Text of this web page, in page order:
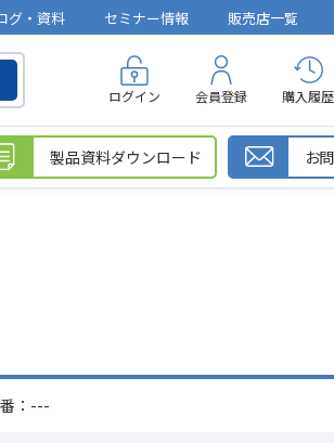
グ・資料 セミナー情報 販売店一覧
ログイン 会員登録 購入履歴
製品資料ダウンロード お
：---